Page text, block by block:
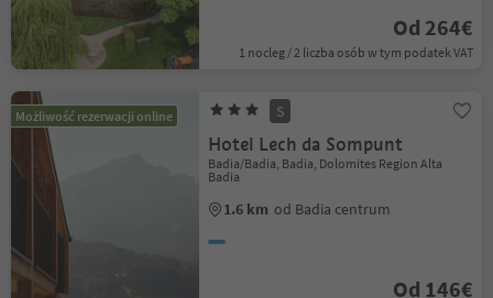
Od 264€
1 nocleg / 2 liczba osób w tym podatek VAT
Możliwość rezerwacji online S
Hotel Lech da Sompunt
Badia/Badia, Badia, Dolomites Region Alta
Badia
1.6 km od Badia centrum
Od 146€